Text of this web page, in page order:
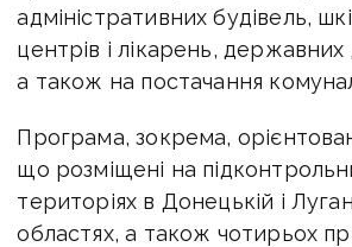
адміністративних будівель,
центрів і лікарень, державних
а також на постачання
Програма, зокрема,
що розміщені на
територіях в Донецькій і
областях, а також чотирьох